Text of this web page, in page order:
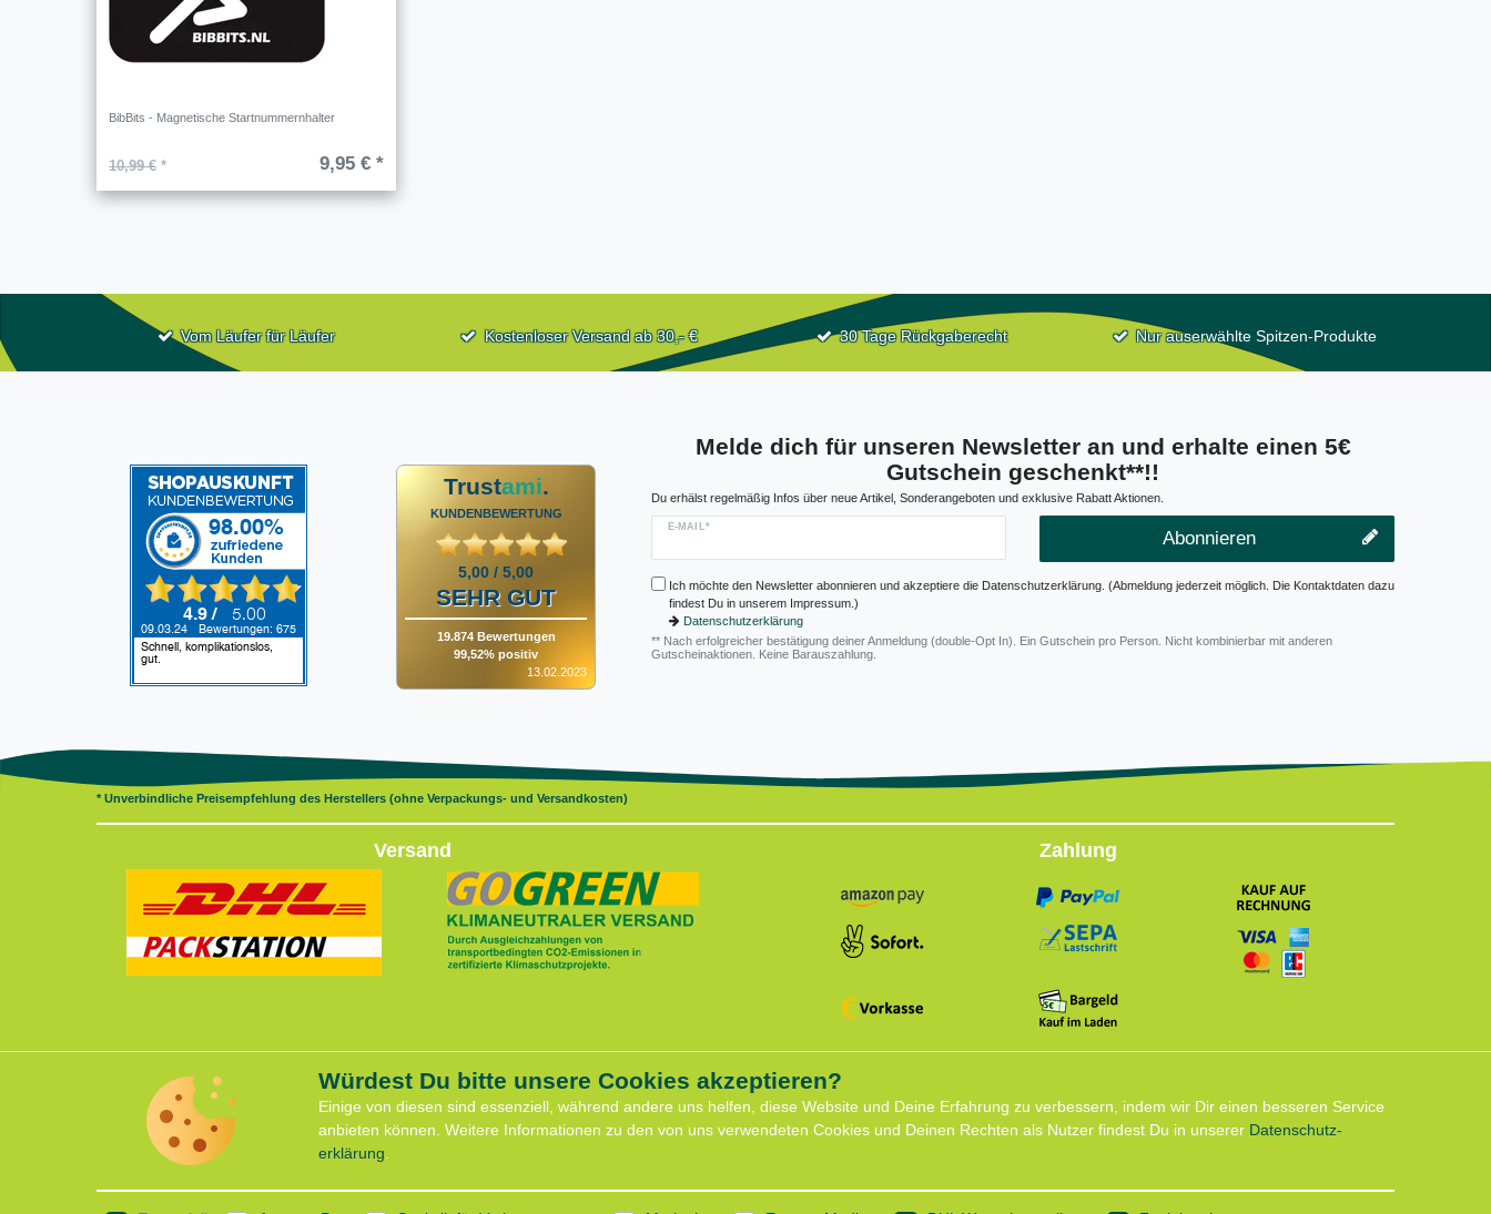
BibBits - Magnetische Startnummernhalter
10,99 € * 9,95 € *
Vom Läufer für Läufer Kostenloser Versand ab 30,- € 30 Tage Rückgaberecht Nur auserwählte Spitzen-Produkte
Trustami.
KUNDENBEWERTUNG
5,00 / 5,00
SEHR GUT
19.874 Bewertungen
99,52% positiv
13.02.2023
Melde dich für unseren Newsletter an und erhalte einen 5€
Gutschein geschenkt**!!
Du erhälst regelmäßig Infos über neue Artikel, Sonderangeboten und exklusive Rabatt Aktionen.
E-MAIL*
Abonnieren
Ich möchte den Newsletter abonnieren und akzeptiere die Datenschutzerklärung. (Abmeldung jederzeit möglich. Die Kontaktdaten dazu
findest Du in unserem Impressum.)
Datenschutzerklärung
** Nach erfolgreicher bestätigung deiner Anmeldung (double-Opt In). Ein Gutschein pro Person. Nicht kombinierbar mit anderen
Gutscheinaktionen. Keine Barauszahlung.
* Unverbindliche Preisempfehlung des Herstellers (ohne Verpackungs- und Versandkosten)
Versand Zahlung
Vertrag widerrufen
Kontaktformular
Service
Anfahrt
CaniX Seminare
Shop
Widerrufs­recht
Daten­schutz­erklärung
Instagram: Impressum und Datenschutzerklärung
Würdest Du bitte unsere Cookies akzeptieren?
Einige von diesen sind essenziell, während andere uns helfen, diese Website und Deine Erfahrung zu verbessern, indem wir Dir einen besseren Service
anbieten können. Weitere Informationen zu den von uns verwendeten Cookies und Deinen Rechten als Nutzer findest Du in unserer Daten­schutz­
erklärung